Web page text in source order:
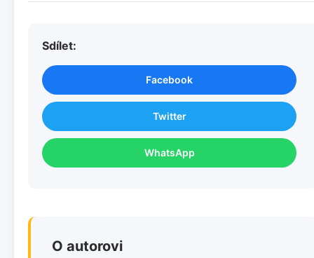
Sdílet:
Facebook
Twitter
WhatsApp
O autorovi